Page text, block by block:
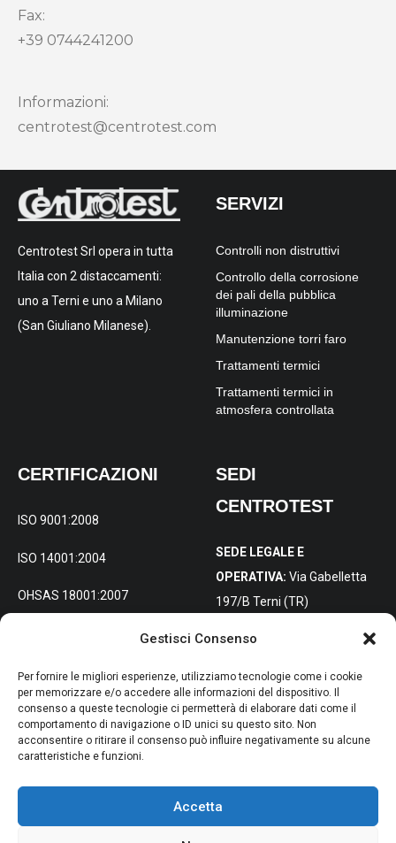
Gestisci Consenso
Per fornire le migliori esperienze, utilizziamo tecnologie come i cookie
per memorizzare e/o accedere alle informazioni del dispositivo. Il
consenso a queste tecnologie ci permetterà di elaborare dati come il
comportamento di navigazione o ID unici su questo sito. Non
acconsentire o ritirare il consenso può influire negativamente su alcune
caratteristiche e funzioni.
Accetta
Fax:
+39 0744241200
Informazioni:
centrotest@centrotest.com
Centrotest Srl opera in tutta
Italia con 2 distaccamenti:
uno a Terni e uno a Milano
(San Giuliano Milanese).
SERVIZI
Controlli non distruttivi
Controllo della corrosione
dei pali della pubblica
illuminazione
Manutenzione torri faro
Trattamenti termici
Trattamenti termici in
atmosfera controllata
CERTIFICAZIONI
ISO 9001:2008
ISO 14001:2004
OHSAS 18001:2007
SEDI
CENTROTEST
SEDE LEGALE E
OPERATIVA: Via Gabelletta
197/B Terni (TR)
SEDE DISTACCATA PER
SETTENTRIONALE:Via
Molise 4, 20098 San Giuliano
Milanese (MI)